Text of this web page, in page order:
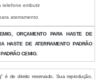
telefone embutir
aterramento
ORÇAMENTO PARA HASTE DE
HASTE DE ATERRAMENTO PADRÃO
CEMIG.
é de direito reservado. Sua reprodução,